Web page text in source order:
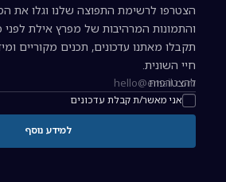
הצטרפו לרשימת התפוצה שלנו וגלו את
והתמונות המרהיבות של מפרץ אילת
תקבלו מאתנו עדכונים, תכנים מקוריים
חיי השונית.
כתובת אימייל להרשמה לניוזלטר
אני מאשר/ת קבלת עדכונים
להצטרפות
למידע נוסף